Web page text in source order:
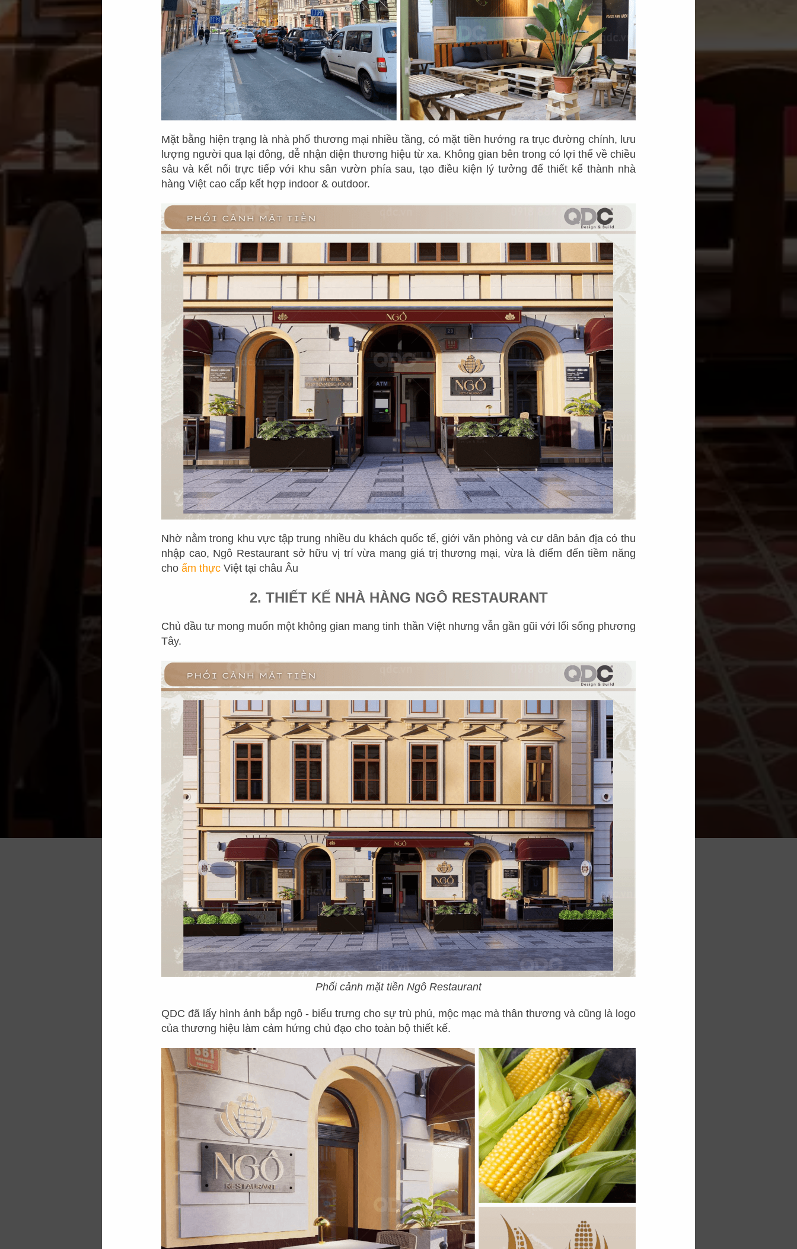
Mặt bằng hiện trạng là nhà phố thương mại nhiều tầng, có mặt tiền hướng ra trục đường chính, lưu
lượng người qua lại đông, dễ nhận diện thương hiệu từ xa. Không gian bên trong có lợi thế về chiều
sâu và kết nối trực tiếp với khu sân vườn phía sau, tạo điều kiện lý tưởng để thiết kế thành nhà
hàng Việt cao cấp kết hợp indoor & outdoor.
Nhờ nằm trong khu vực tập trung nhiều du khách quốc tế, giới văn phòng và cư dân bản địa có thu
nhập cao, Ngô Restaurant sở hữu vị trí vừa mang giá trị thương mại, vừa là điểm đến tiềm năng
cho ẩm thực Việt tại châu Âu
2. THIẾT KẾ NHÀ HÀNG NGÔ RESTAURANT
Chủ đầu tư mong muốn một không gian mang tinh thần Việt nhưng vẫn gần gũi với lối sống phương
Tây.
Phối cảnh mặt tiền Ngô Restaurant
QDC đã lấy hình ảnh bắp ngô - biểu trưng cho sự trù phú, mộc mạc mà thân thương và cũng là logo
của thương hiệu làm cảm hứng chủ đạo cho toàn bộ thiết kế.
DỰ ÁN
CÁC DỰ ÁN
NHÀ HÀNG VIỆT
Ẩm thực truyền thống của Việt Nam vô cùng đa dạng, phong phú và chia theo từng vùng
miền khác nhau như: vùng Bắc Bộ, Trung Bộ, Nam Bộ cho đến nhà sàn Tây Nguyên…
Vật liệu chủ yếu được dùng trong nội thất là các sản phẩm mây, tre đan, gạch nung, ngói
bức tranh dân gian về văn hóa, cuộc sống của người Việt… Điều này sẽ giúp chủ đầu tư
có được một bản vẽ thiết kế nhà hàng đẹp đặc trưng, ấn tượng và gần gũi. Mang đến
cho thực khách cảm giác được thưởng thức những món ăn quê nhà trong một không
gian mộc mạc đơn sơ như những ngày xưa cũ.
Cùng tham khảo các mẫuthiết kế nhà hàng Việt đậm chất văn hóa dân gian pha lẫn sự
hiện đại được QDC Design & Buil Thiết kế và Thi công trọn gói dưới đây: